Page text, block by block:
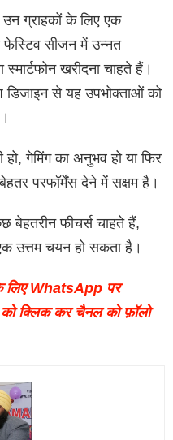
उन ग्राहकों के लिए एक
फेस्टिव सीजन में उन्नत
खरीदना चाहते हैं।
से यह उपभोक्ताओं को
हो, गेमिंग का अनुभव हो या फिर
परफॉर्मेंस देने में सक्षम है।
बेहतरीन फीचर्स चाहते हैं,
उत्तम चयन हो सकता है।
लिए WhatsApp पर
क्लिक कर चैनल को फ़ॉलो